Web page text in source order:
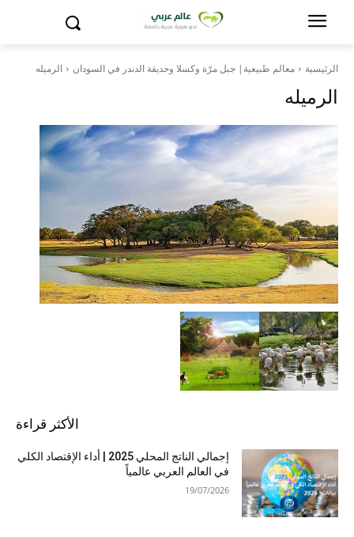
الرئيسية معالم طبيعية| جبل مرّة وكسلا وحديقة الدندر في السودان الرميله
الرميله
الأكثر قراءة
إجمالي الناتج المحلي 2025 | أداء الإقتصاد الكلي
في العالم العربي عالمياً
19/07/2026